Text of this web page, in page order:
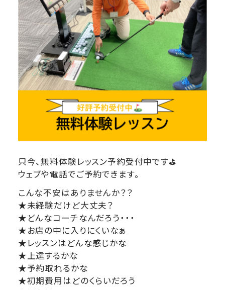
只今、無料体験レッスン予約受付中です⛳
ウェブや電話でご予約できます。
こんな不安はありませんか？？
★未経験だけど大丈夫？
★どんなコーチなんだろう・・・
★お店の中に入りにくいなぁ
★レッスンはどんな感じかな
★上達するかな
★予約取れるかな
★初期費用はどのくらいだろう